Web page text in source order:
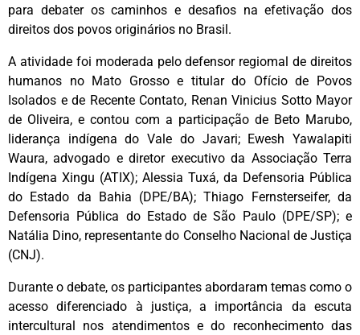
para debater os caminhos e desafios na efetivação dos
direitos dos povos originários no Brasil.
A atividade foi moderada pelo defensor regiomal de direitos
humanos no Mato Grosso e titular do Ofício de Povos
Isolados e de Recente Contato, Renan Vinicius Sotto Mayor
de Oliveira, e contou com a participação de Beto Marubo,
liderança indígena do Vale do Javari; Ewesh Yawalapiti
Waura, advogado e diretor executivo da Associação Terra
Indígena Xingu (ATIX); Alessia Tuxá, da Defensoria Pública
do Estado da Bahia (DPE/BA); Thiago Fernsterseifer, da
Defensoria Pública do Estado de São Paulo (DPE/SP); e
Natália Dino, representante do Conselho Nacional de Justiça
(CNJ).
Durante o debate, os participantes abordaram temas como o
acesso diferenciado à justiça, a importância da escuta
intercultural nos atendimentos e do reconhecimento das